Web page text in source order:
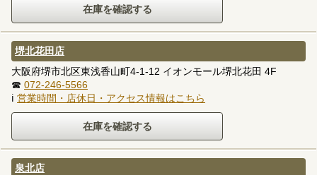
堺北花田店
大阪府堺市北区東浅香山町4-1-12 イオンモール堺北花田 4F
☎ 072-246-5566
ℹ 営業時間・店休日・アクセス情報はこちら
泉北店